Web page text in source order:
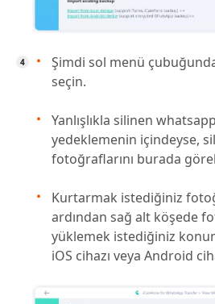
Şimdi sol menü
seçin.
Yanlışlıkla silinen
yedeklemenin içindeyse,
fotoğraflarını burada
Kurtarmak istediğiniz
ardından sağ alt köşede
yüklemek istediğiniz
iOS cihazı veya Android